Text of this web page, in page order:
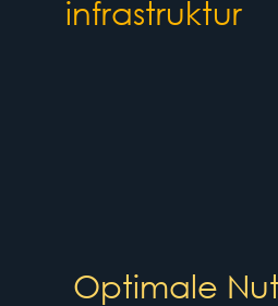
infrastruktur
Optimale